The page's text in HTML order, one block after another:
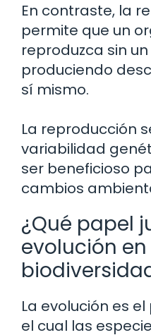
En contraste, la
permite que un
reproduzca sin
produciendo
sí mismo.
La reproducción
variabilidad
ser beneficioso
cambios
¿Qué papel
evolución en
La evolución es
el cual las